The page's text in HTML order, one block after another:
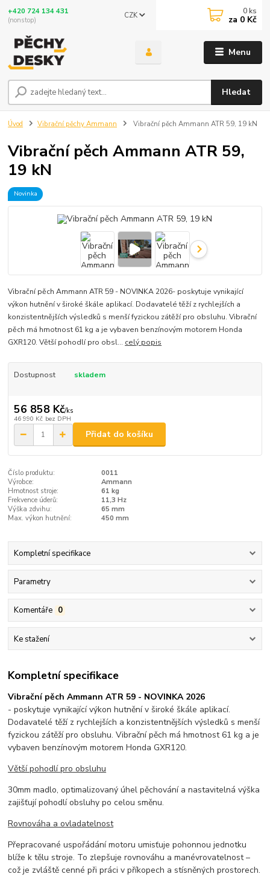
Menu
CZK
Hledat
+420 724 134 431
(nonstop)
0 ks
za 0 Kč
Úvod Vibrační pěchy Ammann Vibrační pěch Ammann ATR 59, 19 kN
Vibrační pěch Ammann ATR 59,
19 kN
Novinka
Vibrační pěch Ammann ATR 59 - NOVINKA 2026- poskytuje vynikající
výkon hutnění v široké škále aplikací. Dodavatelé těží z rychlejších a
konzistentnějších výsledků s menší fyzickou zátěží pro obsluhu. Vibrační
pěch má hmotnost 61 kg a je vybaven benzínovým motorem Honda
GXR120. Větší pohodlí pro obsl... celý popis
Dostupnost skladem
56 858 Kč/ks
46 990 Kč bez DPH
Přidat do košíku
Číslo produktu:
0011
Výrobce:
Ammann
Hmotnost stroje:
61 kg
Frekvence úderů:
11,3 Hz
Výška zdvihu:
65 mm
Max. výkon hutnění:
450 mm
Kompletní specifikace
Parametry
Komentáře 0
Ke stažení
Kompletní specifikace
Vibrační pěch Ammann ATR 59 - NOVINKA 2026
- poskytuje vynikající výkon hutnění v široké škále aplikací.
Dodavatelé těží z rychlejších a konzistentnějších výsledků s menší
fyzickou zátěží pro obsluhu. Vibrační pěch má hmotnost 61 kg a je
vybaven benzínovým motorem Honda GXR120.
Větší pohodlí pro obsluhu
30mm madlo, optimalizovaný úhel pěchování a nastavitelná výška
zajišťují pohodlí obsluhy po celou směnu.
Rovnováha a ovladatelnost
Přepracované uspořádání motoru umisťuje pohonnou jednotku
blíže k tělu stroje. To zlepšuje rovnováhu a manévrovatelnost –
což je zvláště cenné při práci v příkopech a stísněných prostorech.